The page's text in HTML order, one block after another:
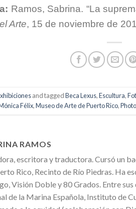
Ramos, Sabrina. “La
Arte, 15 de noviembre de
and taggedBeca Lexus,Escultura,
Félix,Museo de Arte de Puerto Rico,
RAMOS
escritora y traductora. Cursó un
Rico, Recinto de Río Piedras. Ha
Visión Doble y 80 Grados. Entre
de la Marina Española, Instituto de